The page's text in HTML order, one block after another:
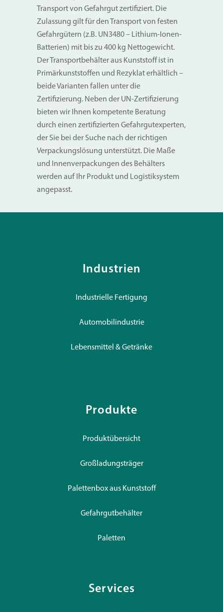
Transport von Gefahrgut zertifiziert. Die
Zulassung gilt für den Transport von festen
Gefahrgütern (z.B. UN3480 – Lithium-Ionen-
Batterien) mit bis zu 400 kg Nettogewicht.
Der Transportbehälter aus Kunststoff ist in
Primärkunststoffen und Rezyklat erhältlich –
beide Varianten fallen unter die
Zertifizierung. Neben der UN-Zertifizierung
bieten wir Ihnen kompetente Beratung
durch einen zertifizierten Gefahrgutexperten,
der Sie bei der Suche nach der richtigen
Verpackungslösung unterstützt. Die Maße
und Innenverpackungen des Behälters
werden auf Ihr Produkt und Logistiksystem
angepasst.
Industrien
Industrielle Fertigung
Automobilindustrie
Lebensmittel & Getränke
Produkte
Produktübersicht
Großladungsträger
Palettenbox aus Kunststoff
Gefahrgutbehälter
Paletten
Services